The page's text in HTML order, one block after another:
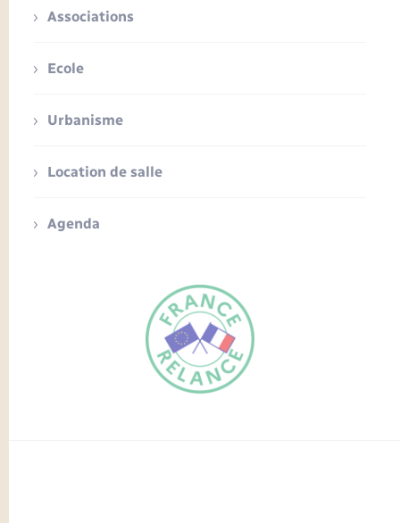
FR
Associations
Ecole
Urbanisme
Location de salle
Agenda